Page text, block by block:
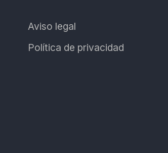
Aviso legal
Política de privacidad